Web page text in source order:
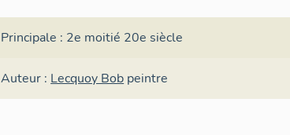
Principale : 2e moitié 20e siècle
Auteur : Lecquoy Bob peintre